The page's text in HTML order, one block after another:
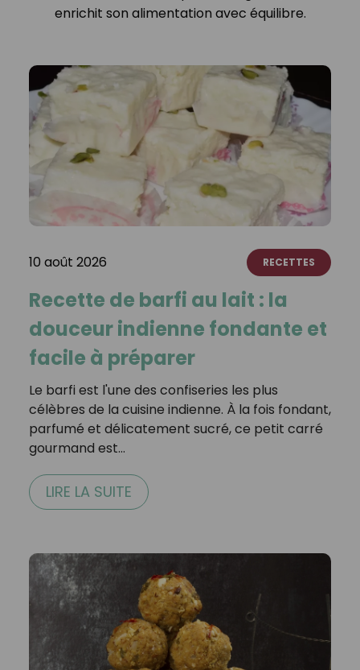
enrichit son alimentation avec équilibre.
10 août 2026 RECETTES
Recette de barfi au lait : la
douceur indienne fondante et
facile à préparer
Le barfi est l'une des confiseries les plus
célèbres de la cuisine indienne. À la fois fondant,
parfumé et délicatement sucré, ce petit carré
gourmand est…
LIRE LA SUITE